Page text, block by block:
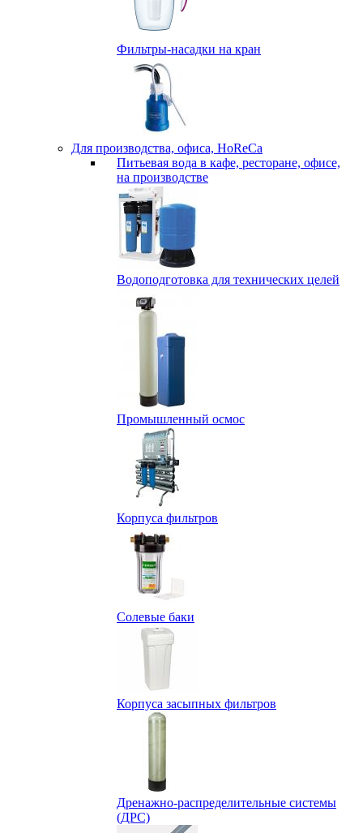
Фильтры-насадки на кран
Для производства, офиса, HoReCa
Питьевая вода в кафе, ресторане, офисе,
на производстве
Водоподготовка для технических целей
Промышленный осмос
Корпуса фильтров
Солевые баки
Корпуса засыпных фильтров
Дренажно-распределительные системы
(ДРС)